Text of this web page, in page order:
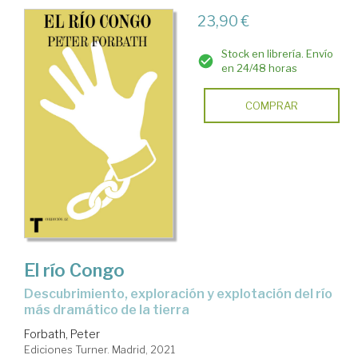
23,90 €
Stock en librería. Envío
en 24/48 horas
COMPRAR
El río Congo
descubrimiento, exploración y explotación del río
más dramático de la tierra
Forbath, Peter
Ediciones Turner. Madrid, 2021